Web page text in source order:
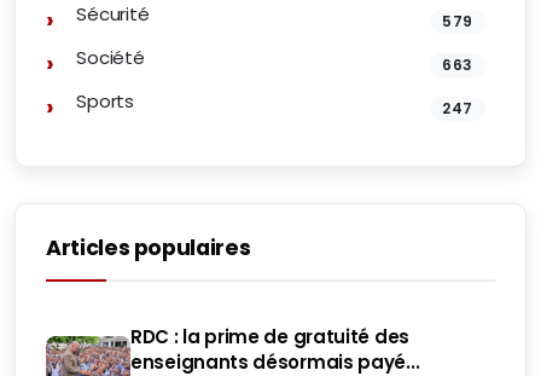
Sécurité 579
Société 663
Sports 247
Articles populaires
RDC : la prime de gratuité des
enseignants désormais payé...